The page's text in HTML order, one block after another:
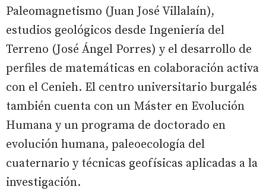
Paleomagnetismo (Juan José Villalaín),
estudios geológicos desde Ingeniería del
Terreno (José Ángel Porres) y el desarrollo de
perfiles de matemáticas en colaboración activa
con el Cenieh. El centro universitario burgalés
también cuenta con un Máster en Evolución
Humana y un programa de doctorado en
evolución humana, paleoecología del
cuaternario y técnicas geofísicas aplicadas a la
investigación.